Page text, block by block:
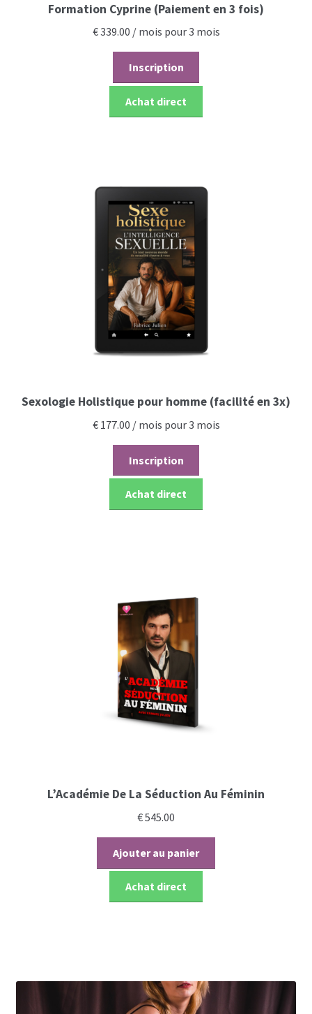
Formation Cyprine (Paiement en 3 fois)
€339.00 / mois pour 3 mois
Inscription
Achat direct
Sexologie Holistique pour homme (facilité en 3x)
€177.00 / mois pour 3 mois
Inscription
Achat direct
L’Académie De La Séduction Au Féminin
€545.00
Ajouter au panier
Achat direct